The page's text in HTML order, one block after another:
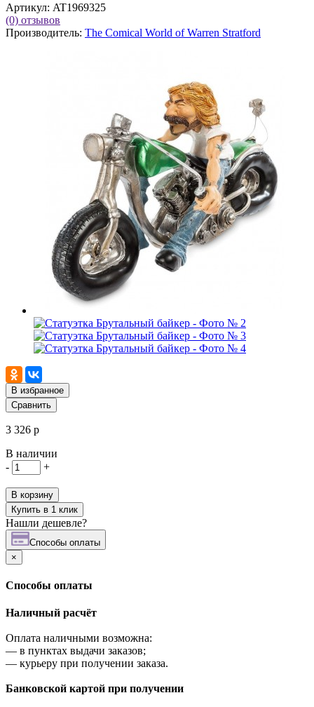
Артикул: AT1969325
(0) отзывов
Производитель: The Comical World of Warren Stratford
В избранное
Сравнить
3 326 р
В наличии
-
+
В корзину
Купить в 1 клик
Нашли дешевле?
Cпособы оплаты
×
Cпособы оплаты
Наличный расчёт
Оплата наличными возможна:
— в пунктах выдачи заказов;
— курьеру при получении заказа.
Банковской картой при получении